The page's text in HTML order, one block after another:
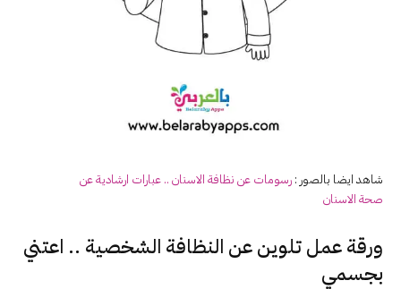
شاهد ايضا بالصور : رسومات عن نظافة الاسنان .. عبارات ارشادية عن
صحة الاسنان
ورقة عمل تلوين عن النظافة الشخصية .. اعتني
بجسمي